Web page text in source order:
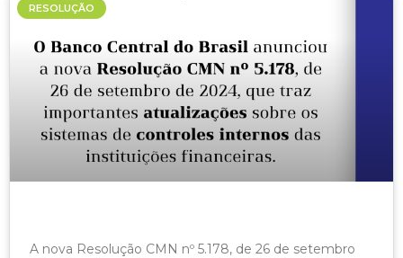
RESOLUÇÃO
A nova Resolução CMN nº 5.178, de 26 de setembro